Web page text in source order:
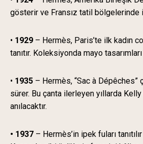
gösterir ve Fransız tatil bölgelerinde
• 1929 – Hermès, Paris’te ilk kadın
tanıtır. Koleksiyonda mayo
• 1935 – Hermès, “Sac à Dépêches”
sürer. Bu çanta ilerleyen yıllarda Kelly
anılacaktır.
• 1937 – Hermès’in ipek fuları